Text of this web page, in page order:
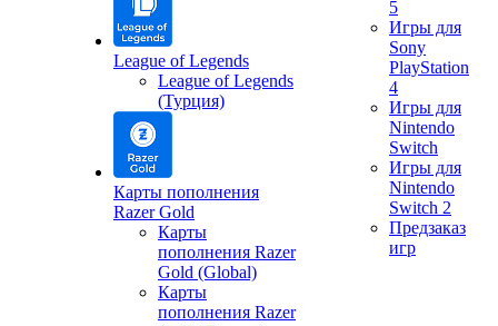
League of Legends
League of Legends
(Турция)
Карты пополнения
Razer Gold
Карты
пополнения Razer
Gold (Global)
Карты
пополнения Razer
5
Игры для
Sony
PlayStation
4
Игры для
Nintendo
Switch
Игры для
Nintendo
Switch 2
Предзаказ
игр